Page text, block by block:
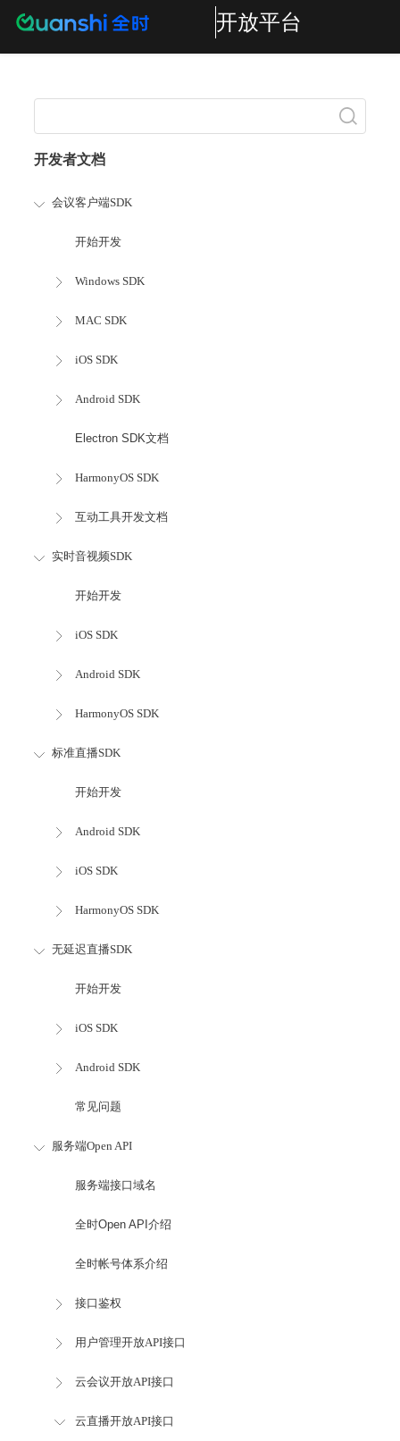
开放平台
开发者文档
会议客户端SDK
开始开发
Windows SDK
MAC SDK
iOS SDK
Android SDK
Electron SDK文档
HarmonyOS SDK
互动工具开发文档
实时音视频SDK
开始开发
iOS SDK
Android SDK
HarmonyOS SDK
标准直播SDK
开始开发
Android SDK
iOS SDK
HarmonyOS SDK
无延迟直播SDK
开始开发
iOS SDK
Android SDK
常见问题
服务端Open API
服务端接口域名
全时Open API介绍
全时帐号体系介绍
接口鉴权
用户管理开放API接口
云会议开放API接口
云直播开放API接口